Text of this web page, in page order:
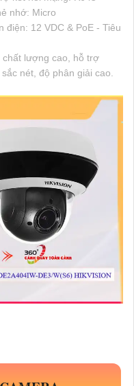
nhớ: Micro
điện: 12 VDC & PoE - Tiêu
lượng cao, hỗ trợ
nét, độ phân giải cao.